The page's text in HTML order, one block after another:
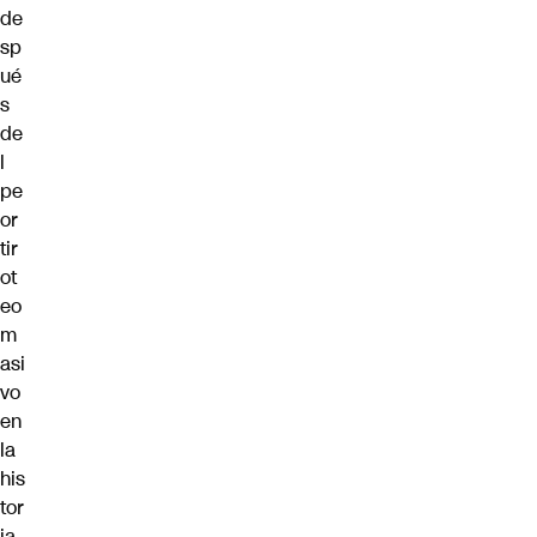
de
sp
ué
s
de
l
pe
or
tir
ot
eo
m
asi
vo
en
la
his
tor